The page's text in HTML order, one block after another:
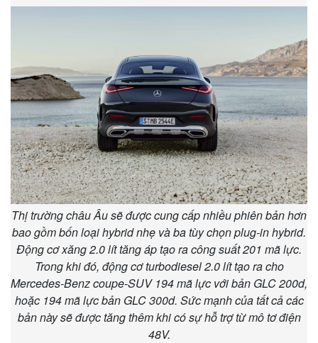
Thị trường châu Âu sẽ được cung cấp nhiều phiên bản hơn
bao gồm bốn loại hybrid nhẹ và ba tùy chọn plug-in hybrid.
Động cơ xăng 2.0 lít tăng áp tạo ra công suất 201 mã lực.
Trong khi đó, động cơ turbodiesel 2.0 lít tạo ra cho
Mercedes-Benz coupe-SUV 194 mã lực với bản GLC 200d,
hoặc 194 mã lực bản GLC 300d. Sức mạnh của tất cả các
bản này sẽ được tăng thêm khi có sự hỗ trợ từ mô tơ điện
48V.